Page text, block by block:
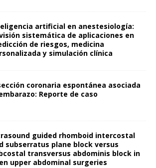
artificial en anestesiología:
sistemática de aplicaciones en
de riesgos, medicina
y simulación clínica
coronaria espontánea asociada
Reporte de caso
guided rhomboid intercostal
subserratus plane block versus
transversus abdominis block in
upper abdominal surgeries